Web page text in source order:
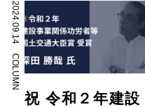
2024.09.14
COLUMN
祝 令和２年建設